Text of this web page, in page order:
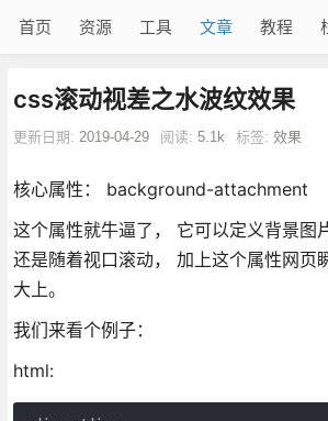
首页 资源 工具 文章 教程
css滚动视差之水波纹效果
更新日期: 2019-04-29 阅读: 5.1k 标签: 效果
核心属性： background-attachment
这个属性就牛逼了， 它可以定义背景图
还是随着视口滚动， 加上这个属性网页
大上。
我们来看个例子：
html: